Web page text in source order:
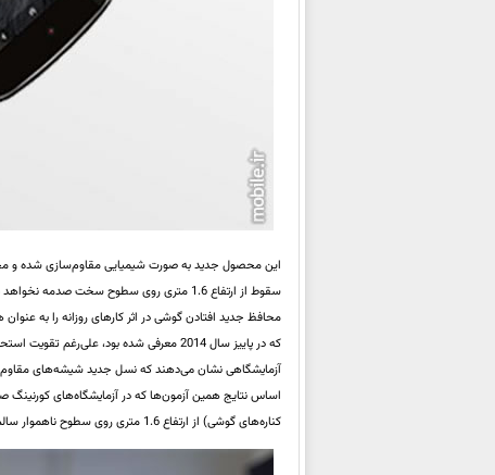
این محصول جدید به صورت شیمیایی مقاوم‌سازی شده و
سقوط از ارتفاع 1.6 متری روی سطوح سخت
کناره‌های گوشی) از ارتفاع 1.6 متری روی سطوح ناهموار سالم مانده است.